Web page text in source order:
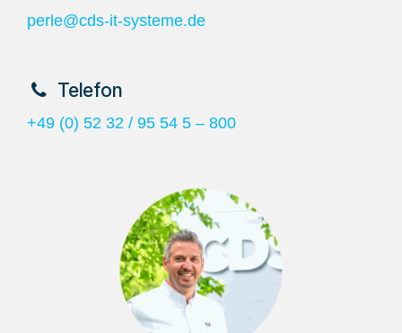
perle@cds-it-systeme.de
​Telefon
+49 (0) 52 32 / 95 54 5 – 800